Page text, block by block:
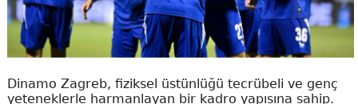
Dinamo Zagreb, fiziksel üstünlüğü tecrübeli ve genç
yeteneklerle harmanlayan bir kadro yapısına sahip.